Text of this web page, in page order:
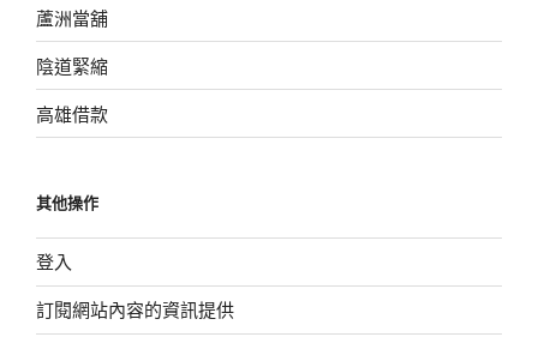
蘆洲當舖
陰道緊縮
高雄借款
其他操作
登入
訂閱網站內容的資訊提供